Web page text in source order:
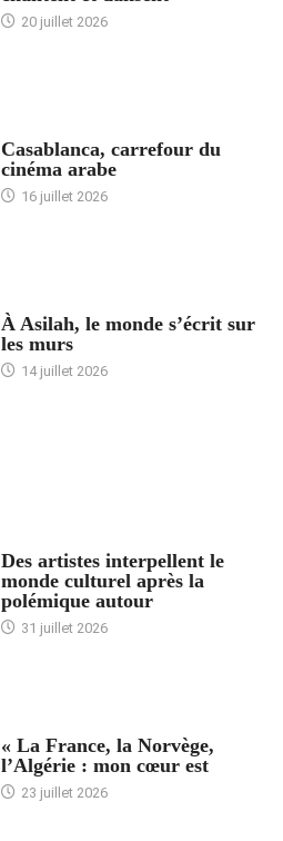
20 juillet 2026
Casablanca, carrefour du
cinéma arabe
16 juillet 2026
À Asilah, le monde s’écrit sur
les murs
14 juillet 2026
Des artistes interpellent le
monde culturel après la
polémique autour
31 juillet 2026
« La France, la Norvège,
l’Algérie : mon cœur est
23 juillet 2026